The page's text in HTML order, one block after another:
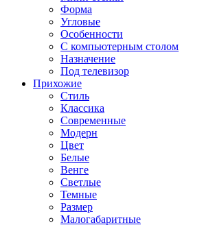
Форма
Угловые
Особенности
С компьютерным столом
Назначение
Под телевизор
Прихожие
Стиль
Классика
Современные
Модерн
Цвет
Белые
Венге
Светлые
Темные
Размер
Малогабаритные